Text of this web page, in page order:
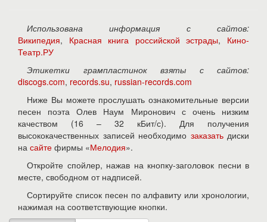
Использована информация с сайтов:
Википедия, Красная книга российской эстрады, Кино-
Театр.РУ
Этикетки грампластинок взяты с сайтов:
discogs.com, records.su, russian-records.com
Ниже Вы можете прослушать ознакомительные версии
песен поэта Олев Наум Миронович с очень низким
качеством (16 – 32 кБит/с). Для получения
высококачественных записей необходимо заказатьдиски
на сайте фирмы «Мелодия».
Откройте спойлер, нажав на кнопку-заголовок песни в
месте, свободном от надписей.
Сортируйте список песен по алфавиту или хронологии,
нажимая на соответствующие кнопки.